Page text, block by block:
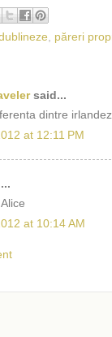
, păreri
said...
dintre
at 12:11 PM
at 10:14 AM